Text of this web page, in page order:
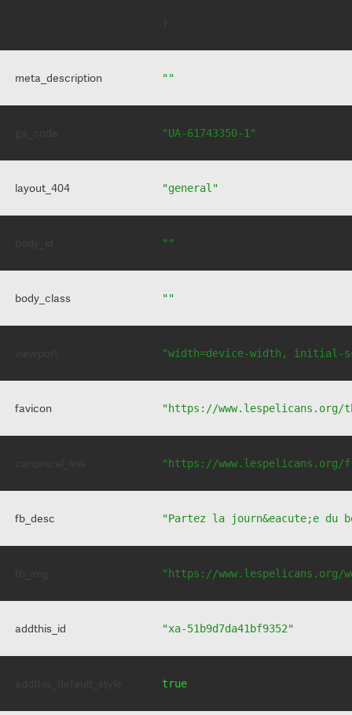
meta_description ""
"UA-61743350-1"
layout_404 "general"
""
body_class ""
"width=device-width, initial-
favicon "https://www.lespelicans.org/
"https://
fb_desc "Partez la journ&eacute;e du
"https://www.lespelicans.org/
addthis_id "xa-51b9d7da41bf9352"
true